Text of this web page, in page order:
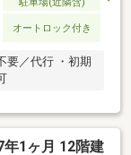
駐車場(近隣含)
オートロック付き
要／代行 ・初期
1ヶ月 12階建